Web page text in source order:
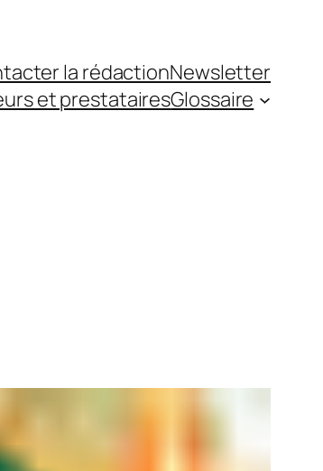
la rédactionNewsletter
et prestatairesGlossaire